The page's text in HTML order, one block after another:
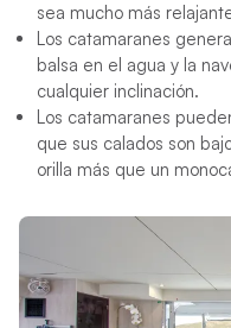
sea mucho más
Los catamaranes
balsa en el agua y la
cualquier inclinación.
Los catamaranes
que sus calados son
orilla más que un